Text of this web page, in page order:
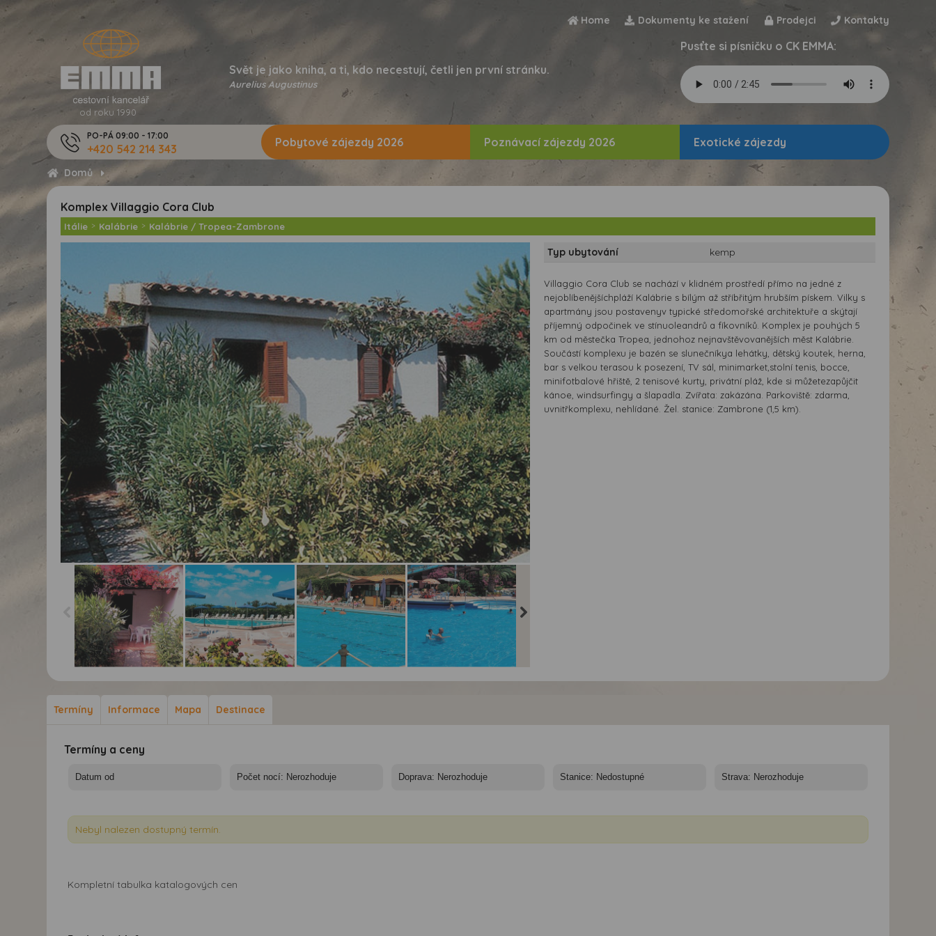
Home Dokumenty ke stažení Prodejci Kontakty
od roku 1990
Svět je jako kniha, a ti, kdo necestují, četli jen první stránku.
Aurelius Augustinus
Pusťte si písničku o CK EMMA:
PO-PÁ 09:00 - 17:00
+420 542 214 343
Domů
Pobytové zájezdy 2026 Poznávací zájezdy 2026 Exotické zájezdy
Komplex Villaggio Cora Club
Itálie > Kalábrie > Kalábrie / Tropea-Zambrone
Typ ubytování kemp
Villaggio Cora Club se nachází v klidném prostředí přímo na jedné z
nejoblíbenějšíchpláží Kalábrie s bílým až stříbřitým hrubším pískem. Vilky s
apartmány jsou postavenyv typické středomořské architektuře a skýtají
příjemný odpočinek ve stínuoleandrů a fíkovníků. Komplex je pouhých 5
km od městečka Tropea, jednohoz nejnavštěvovanějších měst Kalábrie.
Součástí komplexu je bazén se slunečníkya lehátky, dětský koutek, herna,
bar s velkou terasou k posezení, TV sál, minimarket,stolní tenis, bocce,
minifotbalové hřiště, 2 tenisové kurty, privátní pláž, kde si můžetezapůjčit
kánoe, windsurfingy a šlapadla. Zvířata: zakázána. Parkoviště: zdarma,
uvnitřkomplexu, nehlídané. Žel. stanice: Zambrone (1,5 km).
Termíny Informace Mapa Destinace
Termíny a ceny
Nebyl nalezen dostupný termín.
Kompletní tabulka katalogových cen